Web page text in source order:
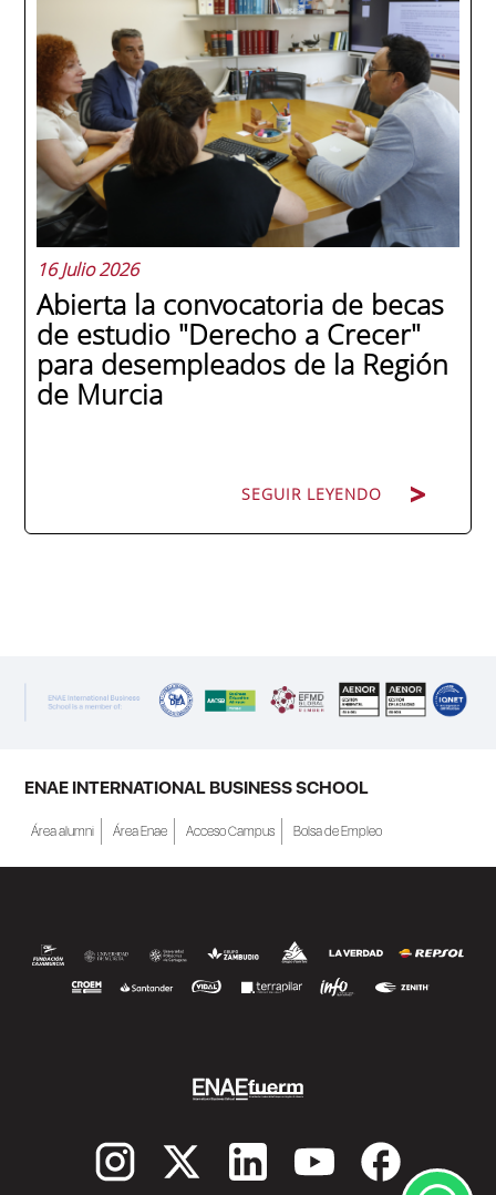
School se convirtió en una de las más
internacionales de la historia de la escuela
en una ceremonia celebrada en Murcia
con 44 grados y más de 600 asistentes.
Ricardo Navarro, vicepresidente senior de
Generac Power Systems en Estados Unidos
y antiguo alumno...
16 Julio 2026
Abierta la convocatoria de becas
de estudio "Derecho a Crecer"
para desempleados de la Región
de Murcia
SEGUIR LEYENDO
a Crecer". El programa está dirigido a
personas inscritas como demandantes de
becas de estudio parciales (50%), además
de al menos una beca...
ENAE INTERNATIONAL BUSINESS SCHOOL
Área alumni Área Enae Acceso Campus Bolsa de Empleo